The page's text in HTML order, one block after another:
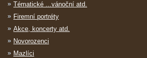
Tématické ...vánoční atd.
Firemní portréty
Akce, koncerty atd.
Novorozenci
Mazlíci